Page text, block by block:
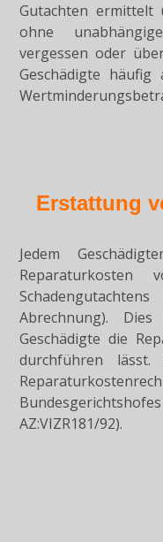
Gutachten ermittelt
ohne
vergessen oder
Geschädigte
Erstattung
Jedem
Reparaturkosten
Abrechnung).
Geschädigte die
durchführen
AZ:VIZR181/92).